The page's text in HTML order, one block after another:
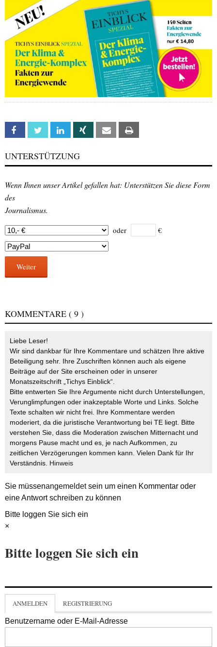
Facebook Twitter Linkedin Xing Email
UNTERSTÜTZUNG
Wenn Ihnen unser Artikel gefallen hat: Unterstützen Sie diese Form
des
Journalismus.
oder €
Weiter
KOMMENTARE ( 9 )
Liebe Leser!
Wir sind dankbar für Ihre Kommentare und schätzen Ihre aktive
Beteiligung sehr. Ihre Zuschriften können auch als eigene
Beiträge auf der Site erscheinen oder in unserer
Monatszeitschrift „Tichys Einblick“.
Bitte entwerten Sie Ihre Argumente nicht durch Unterstellungen,
Verunglimpfungen oder inakzeptable Worte und Links. Solche
Texte schalten wir nicht frei. Ihre Kommentare werden
moderiert, da die juristische Verantwortung bei TE liegt. Bitte
verstehen Sie, dass die Moderation zwischen Mitternacht und
morgens Pause macht und es, je nach Aufkommen, zu
zeitlichen Verzögerungen kommen kann. Vielen Dank für Ihr
Verständnis. Hinweis
Sie müssenangemeldetsein um einen Kommentar oder
eine Antwort schreiben zu können
Bitte loggen Sie sich ein
×
Bitte loggen Sie sich ein
ANMELDEN REGISTRIERUNG
Benutzername oder E-Mail-Adresse